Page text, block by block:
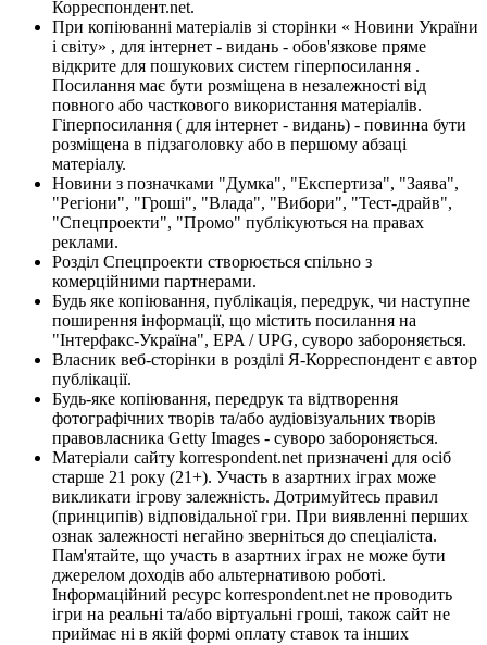
Корреспондент.net.
При копіюванні матеріалів зі сторінки « Новини України
і світу» , для інтернет - видань - обов'язкове пряме
відкрите для пошукових систем гіперпосилання .
Посилання має бути розміщена в незалежності від
повного або часткового використання матеріалів.
Гіперпосилання ( для інтернет - видань) - повинна бути
розміщена в підзаголовку або в першому абзаці
матеріалу.
Новини з позначками "Думка", "Експертиза", "Заява",
"Регіони", "Гроші", "Влада", "Вибори", "Тест-драйв",
"Спецпроекти", "Промо" публікуються на правах
реклами.
Розділ Спецпроекти створюється спільно з
комерційними партнерами.
Будь яке копіювання, публікація, передрук, чи наступне
поширення інформації, що містить посилання на
"Інтерфакс-Україна", EPA / UPG, суворо забороняється.
Власник веб-сторінки в розділі Я-Корреспондент є автор
публікації.
Будь-яке копіювання, передрук та відтворення
фотографічних творів та/або аудіовізуальних творів
правовласника Getty Images - суворо забороняється.
Матеріали сайту korrespondent.net призначені для осіб
старше 21 року (21+). Участь в азартних іграх може
викликати ігрову залежність. Дотримуйтесь правил
(принципів) відповідальної гри. При виявленні перших
ознак залежності негайно зверніться до спеціаліста.
Пам'ятайте, що участь в азартних іграх не може бути
джерелом доходів або альтернативою роботі.
Інформаційний ресурс korrespondent.net не проводить
ігри на реальні та/або віртуальні гроші, також сайт не
приймає ні в якій формі оплату ставок та інших